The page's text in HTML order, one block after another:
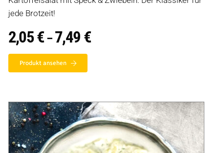
jede Brotzeit!
2,05€– 7,49 €Preisspanne:
2,05 €
Produkt ansehen